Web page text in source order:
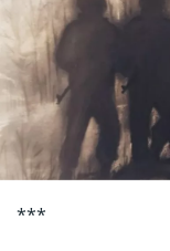
***